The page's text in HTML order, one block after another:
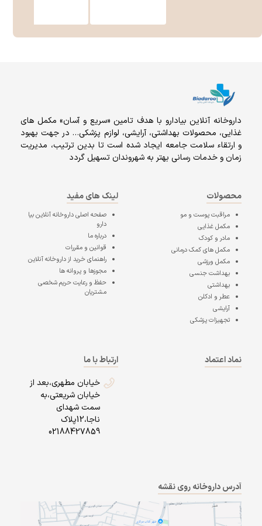
داروخانه آنلاين بيادارو با هدف تامين «سریع و آسان» مكمل هاى
غذايى، محصولات بهداشتى، آرايشى، لوازم پزشکی… در جهت بهبود
و ارتقاء سلامت جامعه ایجاد شده است تا بدین ترتیب، مدیریت
زمان و خدمات رسانی بهتر به شهروندان تسهیل گردد
محصولات
مراقبت پوست و مو
مکمل غذایی
مادر و کودک
مکمل های کمک درمانی
مکمل ورزشی
بهداشت جنسی
بهداشتی
عطر و ادکلن
آرایشی
تجهیزات پزشکی
لینک های مفید
صفحه اصلیداروخانه آنلاین بیا
دارو
درباره ما
قوانین و مقررات
راهنمای خرید از داروخانه آنلاین
مجوزها و پروانه ها
حفظ و رعایت حریم شخصی
مشتریان
نماد اعتماد
ارتباط با ما
خیابان مطهری،بعد از
خیابان شریعتی،به
سمت شهدای
ناجا،12پلاک
02188427859
آدرس داروخانه روی نقشه